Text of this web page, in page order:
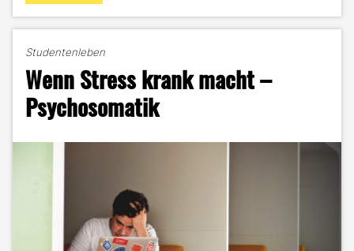
Speech
die
das
Mark
erschüttern"
Studentenleben
Wenn Stress krank macht –
Psychosomatik